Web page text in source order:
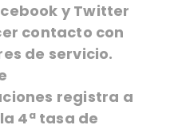
y Twitter
contacto con
de servicio.
registra a
4ª tasa de